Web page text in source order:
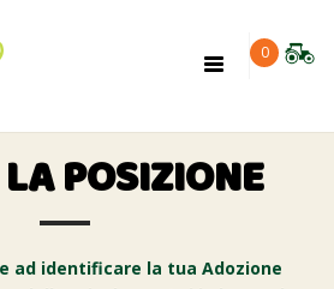
0
Toggle
POSIZIONE
ad identificare la tua Adozione